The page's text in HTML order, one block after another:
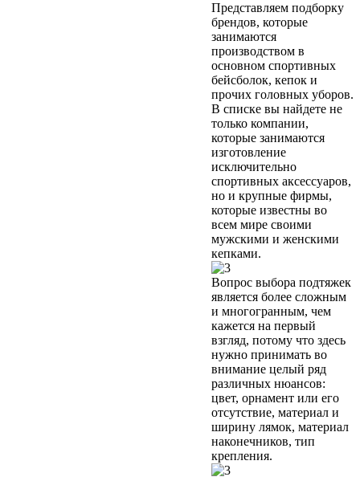
Представляем подборку
брендов, которые
занимаются
производством в
основном спортивных
бейсболок, кепок и
прочих головных уборов.
В списке вы найдете не
только компании,
которые занимаются
изготовление
исключительно
спортивных аксессуаров,
но и крупные фирмы,
которые известны во
всем мире своими
мужскими и женскими
кепками.
Вопрос выбора подтяжек
является более сложным
и многогранным, чем
кажется на первый
взгляд, потому что здесь
нужно принимать во
внимание целый ряд
различных нюансов:
цвет, орнамент или его
отсутствие, материал и
ширину лямок, материал
наконечников, тип
крепления.